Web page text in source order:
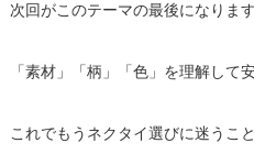
次回がこのテーマの最後になります
「素材」「柄」「色」を理解して
これでもうネクタイ選びに迷うこ